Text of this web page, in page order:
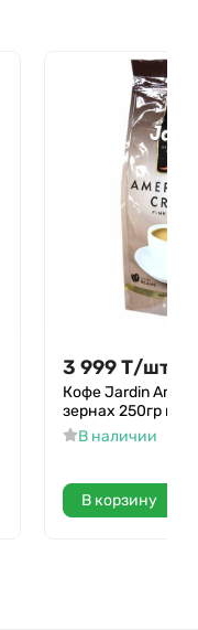
3 999Т/шт.
Кофе Jardin
зернах 250гр м/у
В наличии
В корзину